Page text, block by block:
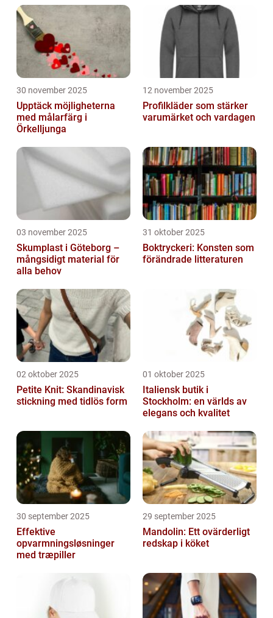
30 november 2025
Upptäck möjligheterna
med målarfärg i
Örkelljunga
12 november 2025
Profilkläder som stärker
varumärket och vardagen
03 november 2025
Skumplast i Göteborg –
mångsidigt material för
alla behov
31 oktober 2025
Boktryckeri: Konsten som
förändrade litteraturen
02 oktober 2025
Petite Knit: Skandinavisk
stickning med tidlös form
01 oktober 2025
Italiensk butik i
Stockholm: en världs av
elegans och kvalitet
30 september 2025
Effektive
opvarmningsløsninger
med træpiller
29 september 2025
Mandolin: Ett ovärderligt
redskap i köket